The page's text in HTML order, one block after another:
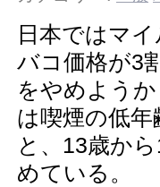
日本ではマ
バコ価格が3
をやめよう
は喫煙の低
と、13歳か
めている。